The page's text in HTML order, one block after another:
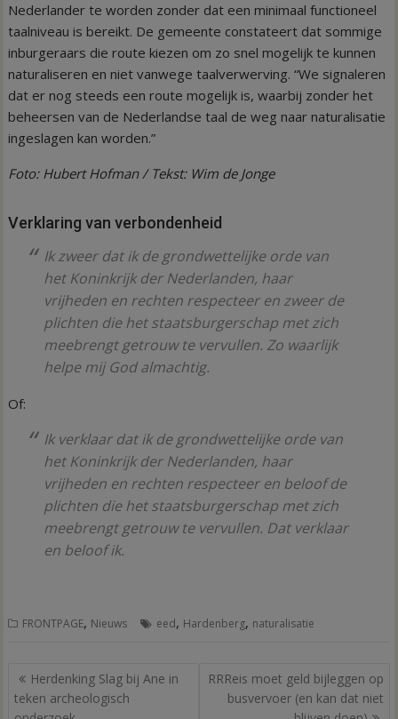
Nederlander te worden zonder dat een minimaal functioneel
taalniveau is bereikt. De gemeente constateert dat sommige
inburgeraars die route kiezen om zo snel mogelijk te kunnen
naturaliseren en niet vanwege taalverwerving. “We signaleren
dat er nog steeds een route mogelijk is, waarbij zonder het
beheersen van de Nederlandse taal de weg naar naturalisatie
ingeslagen kan worden.”
Foto: Hubert Hofman / Tekst: Wim de Jonge
Verklaring van verbondenheid
Ik zweer dat ik de grondwettelijke orde van
het Koninkrijk der Nederlanden, haar
vrijheden en rechten respecteer en zweer de
plichten die het staatsburgerschap met zich
meebrengt getrouw te vervullen. Zo waarlijk
helpe mij God almachtig.
Of:
Ik verklaar dat ik de grondwettelijke orde van
het Koninkrijk der Nederlanden, haar
vrijheden en rechten respecteer en beloof de
plichten die het staatsburgerschap met zich
meebrengt getrouw te vervullen. Dat verklaar
en beloof ik.
FRONTPAGE, Nieuws eed, Hardenberg, naturalisatie
Bericht
navigatie
Herdenking Slag bij Ane in
teken archeologisch
RRReis moet geld bijleggen op
busvervoer (en kan dat niet